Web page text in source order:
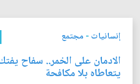
إنسانيات - مجتمع
الادمان على الخمر.. سفاح
يتعاطاه بلا مكافحة